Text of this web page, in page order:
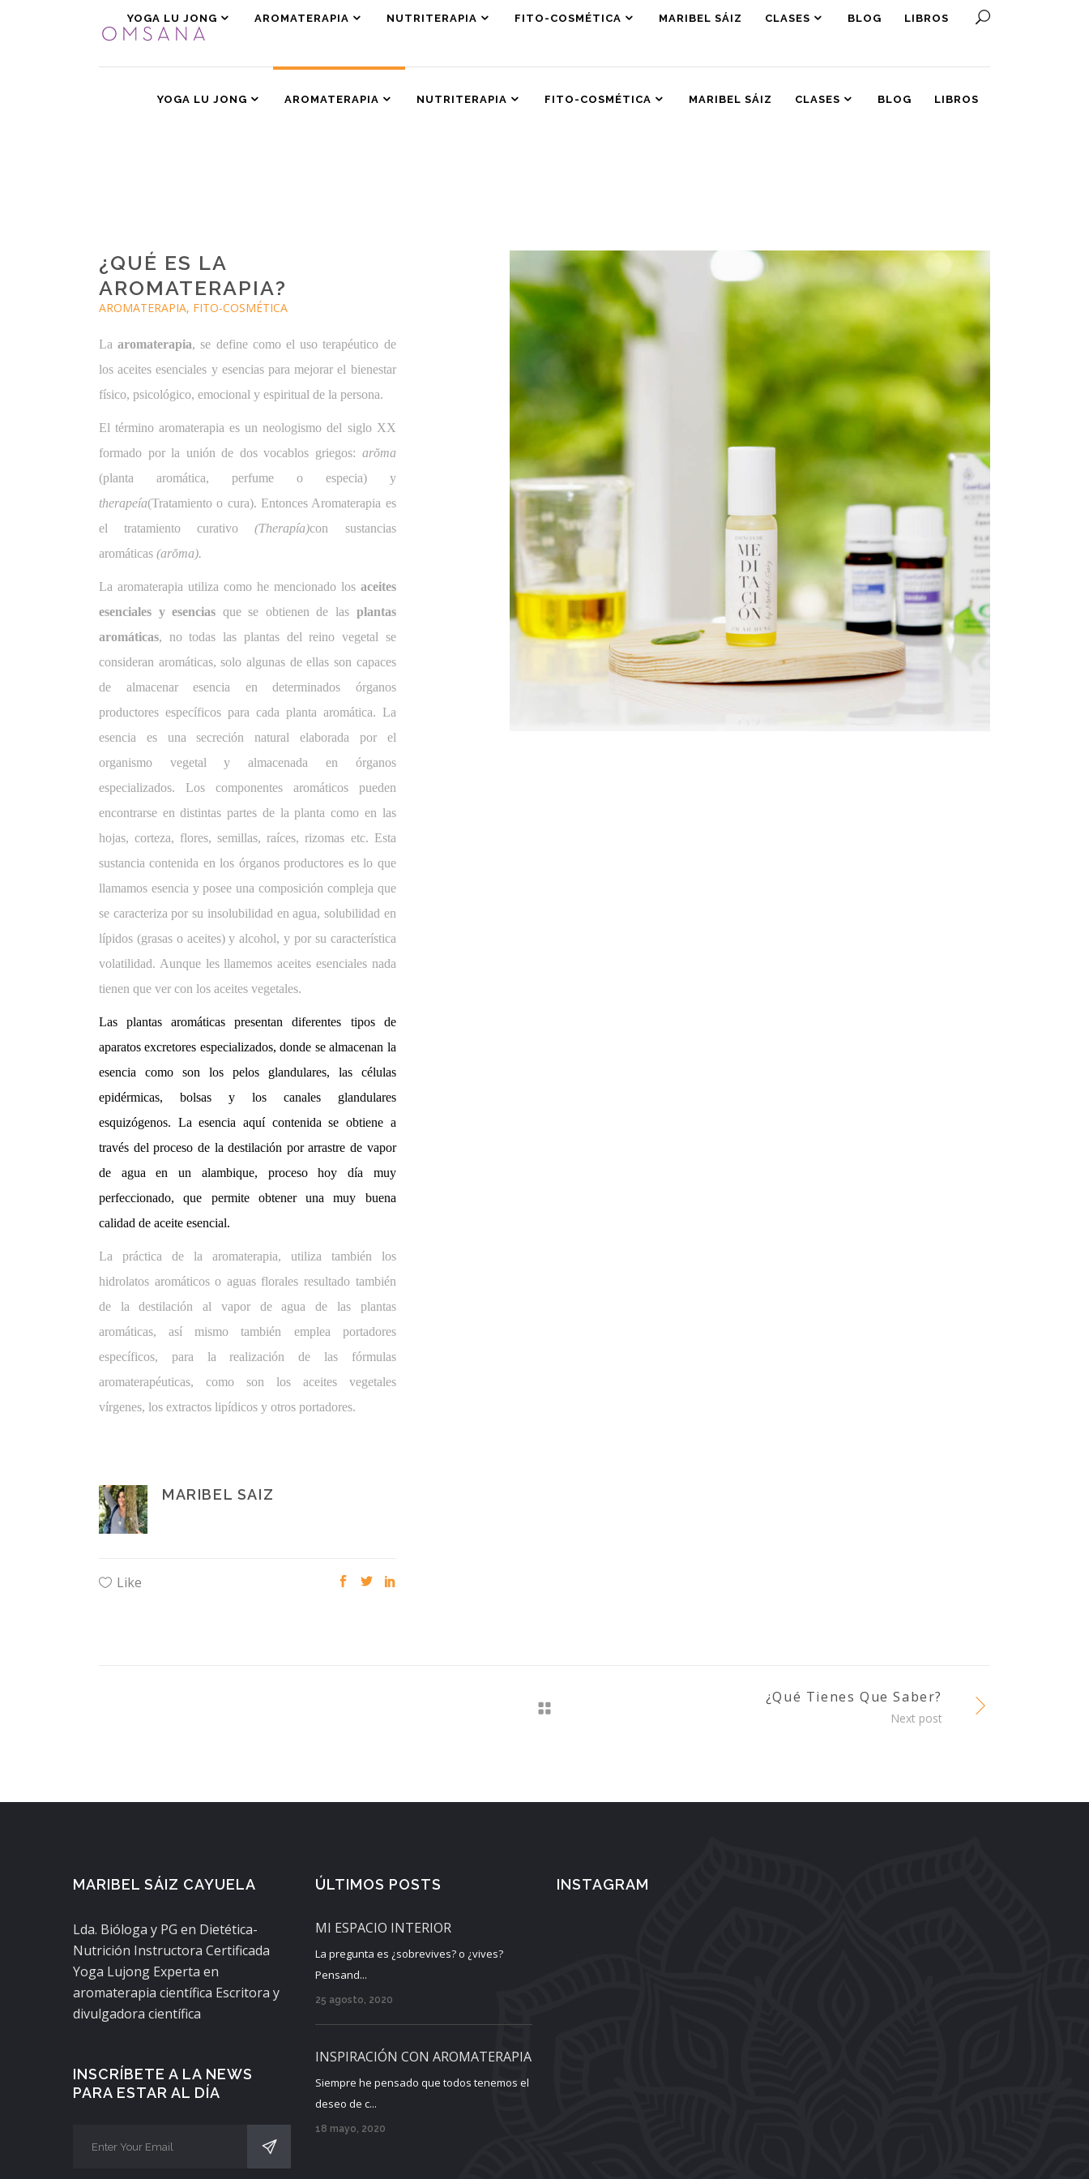
YOGA LU JONG AROMATERAPIA NUTRITERAPIA FITO-COSMÉTICA MARIBEL SÁIZ CLASES BLOG LIBROS
YOGA LU JONG AROMATERAPIA NUTRITERAPIA FITO-COSMÉTICA MARIBEL SÁIZ CLASES BLOG LIBROS
¿QUÉ ES LA
AROMATERAPIA?
AROMATERAPIA, FITO-COSMÉTICA
Laaromaterapia, se define como el uso terapéutico de
los aceites esenciales y esencias para mejorar el bienestar
físico, psicológico, emocional y espiritual de la persona.
El término aromaterapia es un neologismo del siglo XX
formado por la unión de dos vocablos griegos: arŏma
(planta aromática, perfume o especia) y
therapeía(Tratamiento o cura). Entonces Aromaterapia es
el tratamiento curativo(Therapía)con sustancias
aromáticas (arŏma).
La aromaterapia utiliza como he mencionado los aceites
esenciales y esencias que se obtienen de las plantas
aromáticas, no todas las plantas del reino vegetal se
consideran aromáticas, solo algunas de ellas son capaces
de almacenar esencia en determinados órganos
productores específicos para cada planta aromática. La
esencia es una secreción natural elaborada por el
organismo vegetal y almacenada en órganos
especializados. Los componentes aromáticos pueden
encontrarse en distintas partes de la planta como en las
hojas, corteza, flores, semillas, raíces, rizomas etc. Esta
sustancia contenida en los órganos productores es lo que
llamamos esencia y posee una composición compleja que
se caracteriza por su insolubilidad en agua, solubilidad en
lípidos (grasas o aceites) y alcohol, y por su característica
volatilidad. Aunque les llamemos aceites esenciales nada
tienen que ver con los aceites vegetales.
Las plantas aromáticas presentan diferentes tipos de
aparatos excretores especializados, donde se almacenan la
esencia como son los pelos glandulares, las células
epidérmicas, bolsas y los canales glandulares
esquizógenos. La esencia aquí contenida se obtiene a
través del proceso de la destilación por arrastre de vapor
de agua en un alambique, proceso hoy día muy
perfeccionado, que permite obtener una muy buena
calidad de aceite esencial.
La práctica de la aromaterapia, utiliza también los
hidrolatos aromáticos o aguas florales resultado también
de la destilación al vapor de agua de las plantas
aromáticas, así mismo también emplea portadores
específicos, para la realización de las fórmulas
aromaterapéuticas, como son los aceites vegetales
vírgenes, los extractos lipídicos y otros portadores.
MARIBEL SAIZ
Like
¿Qué Tienes Que Saber?
Next post
MARIBEL SÁIZ CAYUELA
Lda. Bióloga y PG en Dietética-
Nutrición Instructora Certificada
Yoga Lujong Experta en
aromaterapia científica Escritora y
divulgadora científica
INSCRÍBETE A LA NEWS
PARA ESTAR AL DÍA
ÚLTIMOS POSTS
MI ESPACIO INTERIOR
La pregunta es ¿sobrevives? o ¿vives?
Pensand...
25 agosto, 2020
INSPIRACIÓN CON AROMATERAPIA
Siempre he pensado que todos tenemos el
deseo de c...
18 mayo, 2020
INSTAGRAM